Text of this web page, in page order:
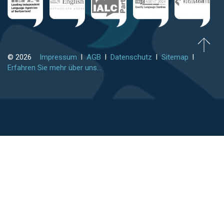
© 2026 Impressum l AGB l Datenschutz l Sitemap l
Erfahren Sie mehr über uns...